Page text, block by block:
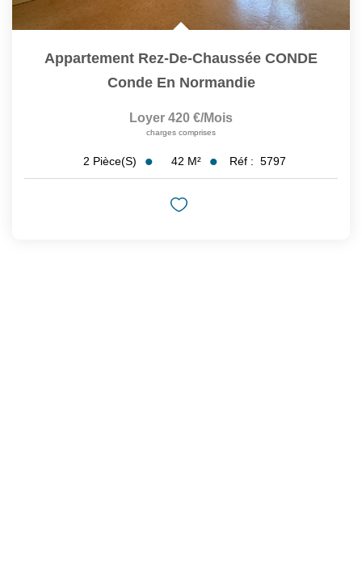
Appartement Rez-De-Chaussée CONDE
Conde En Normandie
Loyer 420 €/mois
charges comprises
2 Pièce(s) 42 M² Réf : 5797